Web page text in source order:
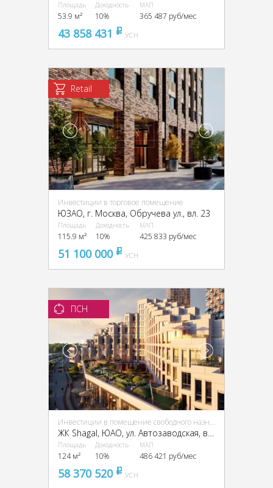
Площадь
53.9 м²
Доходность
10%
МАП
365 487 руб/мес
43 858 431 pуб
УСН
Retail
Инвестиции в торговое помещение
ЮЗАО, г. Москва, Обручева ул., вл. 23
Площадь
115.9 м²
Доходность
10%
МАП
425 833 руб/мес
51 100 000 pуб
УСН
ПСН
Инвестиции в помещение свободного назначения (ПСН)
ЖК Shagal, ЮАО, ул. Автозаводская, вл. 23/66
Площадь
124 м²
Доходность
10%
МАП
486 421 руб/мес
58 370 520 pуб
УСН